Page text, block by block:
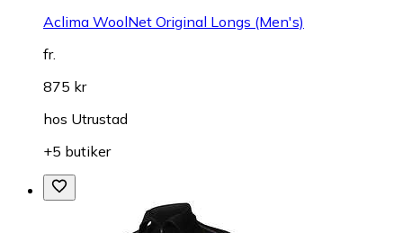
Aclima WoolNet Original Longs (Men's)
fr.
875 kr
hos Utrustad
+5 butiker